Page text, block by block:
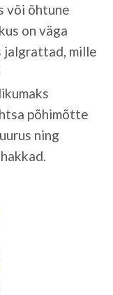
või õhtune
on väga
jalgrattad, mille
põhimõtte
ning